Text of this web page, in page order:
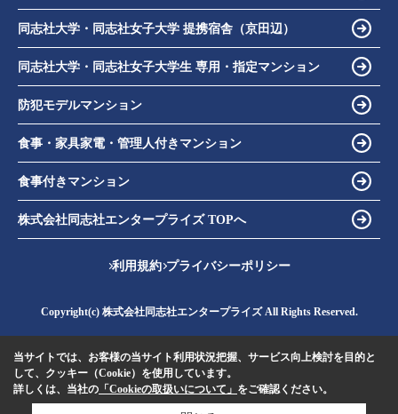
同志社大学・同志社女子大学 提携宿舎（京田辺）
同志社大学・同志社女子大学生 専用・指定マンション
防犯モデルマンション
食事・家具家電・管理人付きマンション
食事付きマンション
株式会社同志社エンタープライズ TOPへ
利用規約 プライバシーポリシー
Copyright(c) 株式会社同志社エンタープライズ All Rights Reserved.
当サイトでは、お客様の当サイト利用状況把握、サービス向上検討を目的と
して、クッキー（Cookie）を使用しています。
詳しくは、当社の 「Cookieの取扱いについて」 をご確認ください。